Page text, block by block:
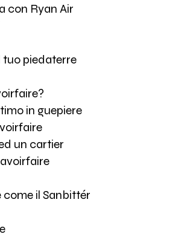
con Ryan Air
tuo piedaterre
in guepiere
un cartier
come il Sanbittér